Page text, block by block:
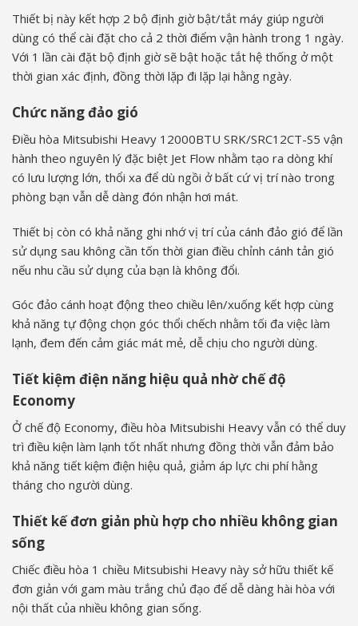
Thiết bị này kết hợp 2 bộ định giờ bật/tắt máy giúp người
dùng có thể cài đặt cho cả 2 thời điểm vận hành trong 1 ngày.
Với 1 lần cài đặt bộ định giờ sẽ bật hoặc tắt hệ thống ở một
thời gian xác định, đồng thời lặp đi lặp lại hằng ngày.
Chức năng đảo gió
Điều hòa Mitsubishi Heavy 12000BTU SRK/SRC12CT-S5 vận
hành theo nguyên lý đặc biệt Jet Flow nhằm tạo ra dòng khí
có lưu lượng lớn, thổi xa để dù ngồi ở bất cứ vị trí nào trong
phòng bạn vẫn dễ dàng đón nhận hơi mát.
Thiết bị còn có khả năng ghi nhớ vị trí của cánh đảo gió để lần
sử dụng sau không cần tốn thời gian điều chỉnh cánh tản gió
nếu nhu cầu sử dụng của bạn là không đổi.
Góc đảo cánh hoạt động theo chiều lên/xuống kết hợp cùng
khả năng tự động chọn góc thổi chếch nhằm tối đa việc làm
lạnh, đem đến cảm giác mát mẻ, dễ chịu cho người dùng.
Tiết kiệm điện năng hiệu quả nhờ chế độ
Economy
Ở chế độ Economy, điều hòa Mitsubishi Heavy vẫn có thể duy
trì điều kiện làm lạnh tốt nhất nhưng đồng thời vẫn đảm bảo
khả năng tiết kiệm điện hiệu quả, giảm áp lực chi phí hằng
tháng cho người dùng.
Thiết kế đơn giản phù hợp cho nhiều không gian
sống
Chiếc điều hòa 1 chiều Mitsubishi Heavy này sở hữu thiết kế
đơn giản với gam màu trắng chủ đạo để dễ dàng hài hòa với
nội thất của nhiều không gian sống.